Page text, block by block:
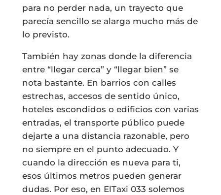
para no perder nada, un trayecto que
parecía sencillo se alarga mucho más de
lo previsto.
También hay zonas donde la diferencia
entre “llegar cerca” y “llegar bien” se
nota bastante. En barrios con calles
estrechas, accesos de sentido único,
hoteles escondidos o edificios con varias
entradas, el transporte público puede
dejarte a una distancia razonable, pero
no siempre en el punto adecuado. Y
cuando la dirección es nueva para ti,
esos últimos metros pueden generar
dudas. Por eso, en ElTaxi 033 solemos